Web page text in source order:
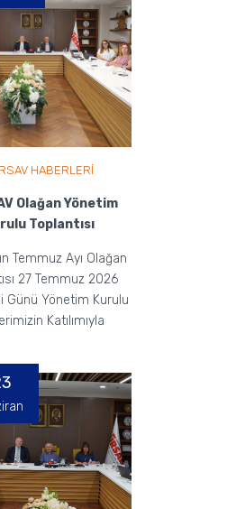
HABERLERİ
Olağan Yönetim
Toplantısı
Temmuz Ayı Olağan
27 Temmuz 2026
Günü Yönetim Kurulu
Katılımıyla